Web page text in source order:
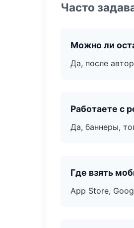
Часто
Можно ли
Да, после
Работаете с
Да, баннеры,
Где взять
App Store,